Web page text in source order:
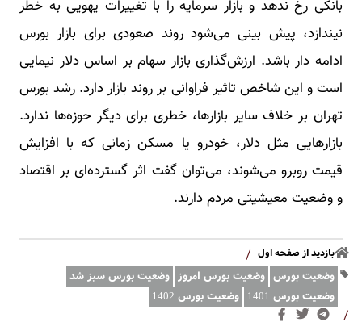
بانکی رخ ندهد و بازار سرمایه را با تغییرات یهویی به خطر
نیندازد، پیش بینی می‌شود روند صعودی برای بازار بورس
ادامه دار باشد. ارزش‌گذاری بازار سهام بر اساس دلار نیمایی
است و این شاخص تاثیر فراوانی بر روند بازار دارد. رشد بورس
تهران بر خلاف سایر بازارها، خطری برای دیگر حوزه‌ها ندارد.
بازارهایی مثل دلار، خودرو یا مسکن زمانی که با افزایش
قیمت روبرو می‌شوند، می‌توان گفت اثر گسترده‌ای بر اقتصاد
و وضعیت معیشیتی مردم دارند.
بازدید از صفحه اول /
وضعیت بورس وضعیت بورس امروز وضعیت بورس سبز شد
وضعیت بورس 1401
وضعیت بورس 1402
/